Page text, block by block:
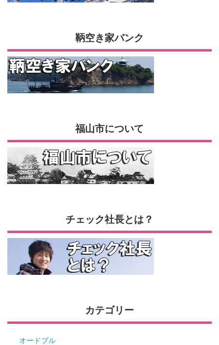
鞆空き家バンク
福山市について
チェック社長とは？
カテゴリー
オードブル